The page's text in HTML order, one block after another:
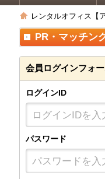
レンタルオフィス【
PR・マッチン
会員ログインフォ
ログインID
パスワード